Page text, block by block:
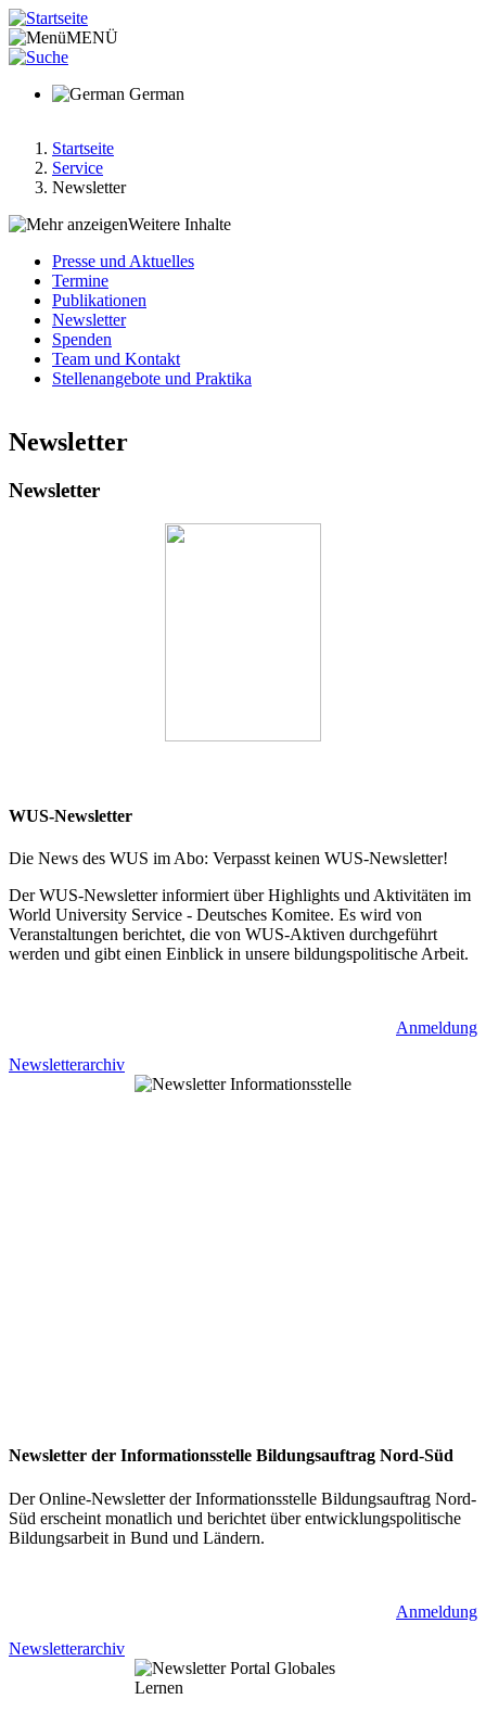
Direkt
zum
Inhalt
MENÜ
German
Pfadnavigation
Startseite
Service
Newsletter
Weitere Inhalte
Hauptnavigation-
deepest
Presse und Aktuelles
Termine
Publikationen
Newsletter
Spenden
Team und Kontakt
Stellenangebote und Praktika
Newsletter
Newsletter
WUS-Newsletter
Die News des WUS im Abo: Verpasst keinen WUS-Newsletter!
Der WUS-Newsletter informiert über Highlights und Aktivitäten im
World University Service - Deutsches Komitee. Es wird von
Veranstaltungen berichtet, die von WUS-Aktiven durchgeführt
werden und gibt einen Einblick in unsere bildungspolitische Arbeit.
Anmeldung
Newsletterarchiv
Newsletter der Informationsstelle Bildungsauftrag Nord-Süd
Der Online-Newsletter der Informationsstelle Bildungsauftrag Nord-
Süd erscheint monatlich und berichtet über entwicklungspolitische
Bildungsarbeit in Bund und Ländern.
Anmeldung
Newsletterarchiv